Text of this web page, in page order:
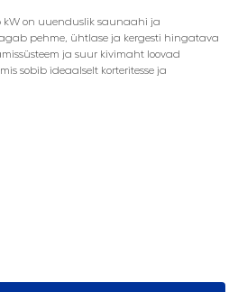
kW on uuenduslik saunaahi ja
pehme, ühtlase ja kergesti hingatava
ja suur kivimaht loovad
sobib ideaalselt korteritesse ja